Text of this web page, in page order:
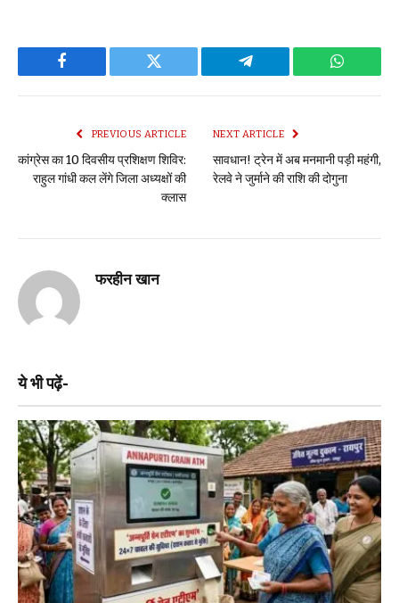
Facebook Twitter Telegram
PREVIOUS ARTICLE
कांग्रेस का 10 दिवसीय प्रशिक्षण शिविर:
राहुल गांधी कल लेंगे जिला अध्यक्षों की
क्लास
NEXT ARTICLE
सावधान! ट्रेन में अब मनमानी पड़ी महंगी,
रेलवे ने जुर्माने की राशि की दोगुना
फरहीन खान
ये भी पढ़ें-